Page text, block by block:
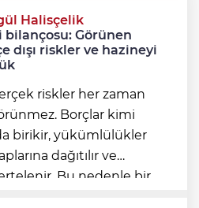
mahallelerde
Halisçelik
Görünen
dışı riskler ve hazineyi
riskler her zaman
Borçlar kimi
birikir, yükümlülükler
dağıtılır ve
Bu nedenle bir